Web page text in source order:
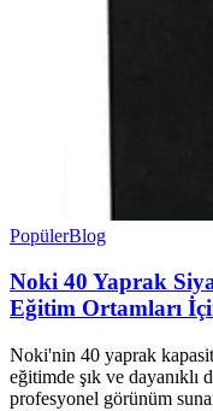
PopülerBlog
Noki 40 Yaprak
Eğitim Ortamları
Noki'nin 40 yaprak
eğitimde şık ve dayanıklı
profesyonel görünüm